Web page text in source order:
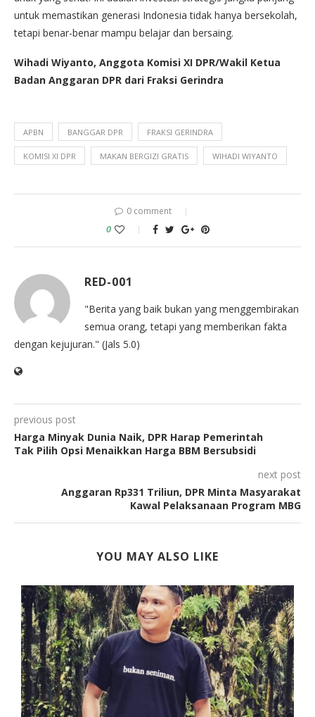
untuk memastikan generasi Indonesia tidak hanya bersekolah,
tetapi benar-benar mampu belajar dan bersaing.
Wihadi Wiyanto, Anggota Komisi XI DPR/Wakil Ketua
Badan Anggaran DPR dari Fraksi Gerindra
APBN BANGGAR DPR FRAKSI GERINDRA
KOMISI XI DPR MAKAN BERGIZI GRATIS WIHADI WIYANTO
0 comment
0
RED-001
"Berita yang baik bukan yang menggembirakan
semua orang, tetapi yang memberikan fakta
dengan kejujuran." (Jals 5.0)
previous post
Harga Minyak Dunia Naik, DPR Harap Pemerintah
Tak Pilih Opsi Menaikkan Harga BBM Bersubsidi
next post
Anggaran Rp331 Triliun, DPR Minta Masyarakat
Kawal Pelaksanaan Program MBG
YOU MAY ALSO LIKE